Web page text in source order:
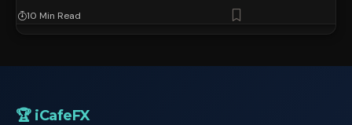
10 Min Read
🏆 iCafeFX